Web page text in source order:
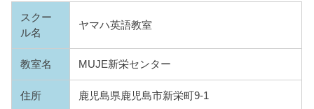
スクー
ル名
ヤマハ英語教室
教室名 MUJE新栄センター
住所 鹿児島県鹿児島市新栄町9-1